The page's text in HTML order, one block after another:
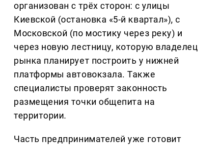
организован с трёх сторон: с улицы
Киевской (остановка «5-й квартал»), с
Московской (по мостику через реку) и
через новую лестницу, которую владелец
рынка планирует построить у нижней
платформы автовокзала. Также
специалисты проверят законность
размещения точки общепита на
территории.
Часть предпринимателей уже готовит